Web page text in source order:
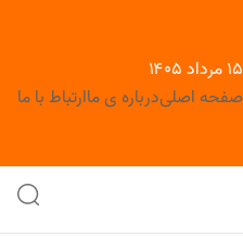
۱۵ مرداد ۱۴۰۵
صفحه اصلیدرباره ی ماارتباط با ما